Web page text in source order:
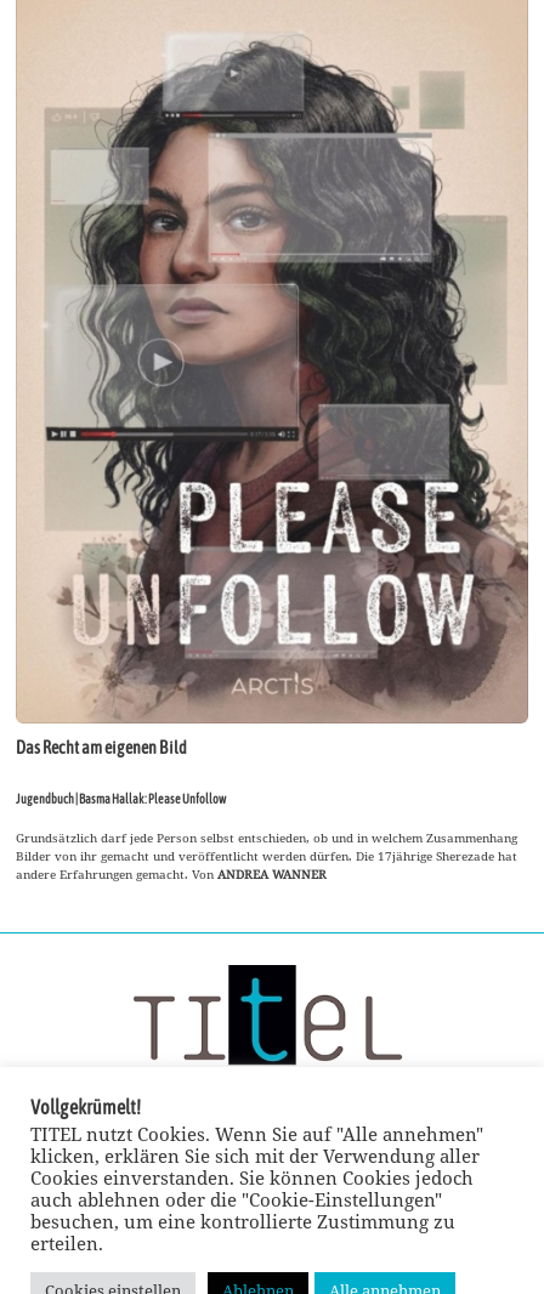
Das Recht am eigenen Bild
Jugendbuch | Basma Hallak: Please Unfollow
Grundsätzlich darf jede Person selbst entschieden, ob und in welchem Zusammenhang
Bilder von ihr gemacht und veröffentlicht werden dürfen. Die 17jährige Sherezade hat
andere Erfahrungen gemacht. VonANDREA WANNER
Vollgekrümelt!
TITEL nutzt Cookies. Wenn Sie auf "Alle annehmen"
klicken, erklären Sie sich mit der Verwendung aller
Cookies einverstanden. Sie können Cookies jedoch
auch ablehnen oder die "Cookie-Einstellungen"
besuchen, um eine kontrollierte Zustimmung zu
erteilen.